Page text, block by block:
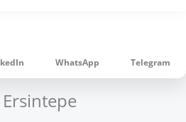
WhatsApp Telegram